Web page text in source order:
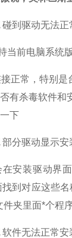
碰到 驱动无法正
当前电脑系统
正常，特别
有杀毒软件和
下
部分驱动显示安
安装驱动界
到对应这些
件夹里面*个程
软件无法正常安